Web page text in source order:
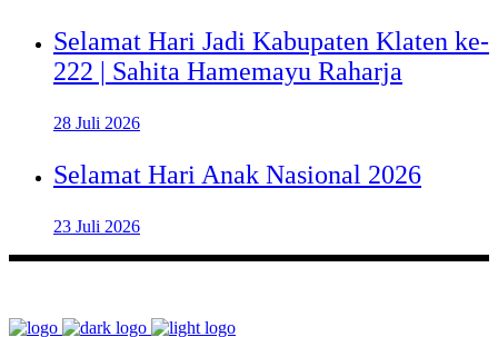
Selamat Hari Jadi Kabupaten Klaten ke-
222 | Sahita Hamemayu Raharja
28 Juli 2026
Selamat Hari Anak Nasional 2026
23 Juli 2026